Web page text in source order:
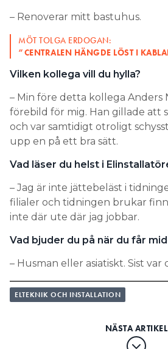
– Renoverar mitt bastuhus.
MÖT TOLGA ERDOGAN:
”CENTRALEN HÄNGDE LÖST I
Vilken kollega vill du hylla?
– Min före detta kollega Anders
förebild för mig. Han gillade att
och var samtidigt otroligt
upp en på ett bra sätt.
Vad läser du helst i
– Jag är inte jättebeläst i
filialer och tidningen brukar
inte där ute där jag jobbar.
Vad bjuder du på när du får
– Husman eller asiatiskt. Sist var
ELTEKNIK OCH INSTALLATION